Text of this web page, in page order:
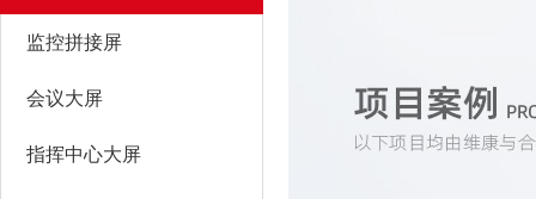
监控拼接屏
会议大屏
指挥中心大屏